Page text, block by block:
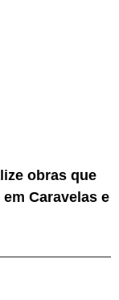
obras que
Caravelas e